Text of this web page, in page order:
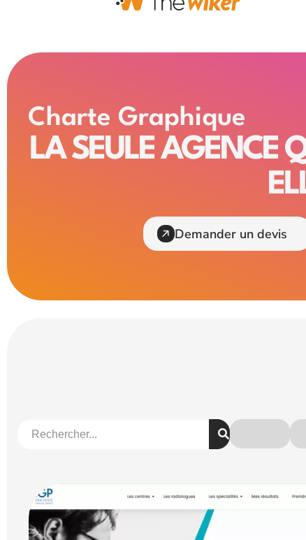
Charte Graphique
LA SEULE AGENCE
Demander un devis